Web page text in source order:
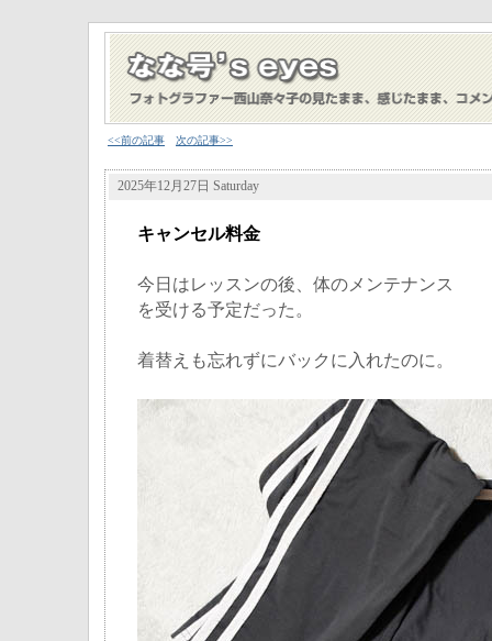
<<前の記事 次の記事>>
2025年12月27日 Saturday
キャンセル料金
今日はレッスンの後、体のメンテナンス
を受ける予定だった。
着替えも忘れずにバックに入れたのに。